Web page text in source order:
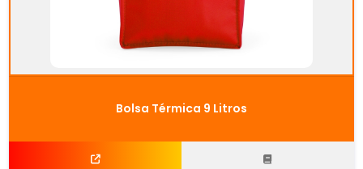
Bolsa Térmica 9 Litros